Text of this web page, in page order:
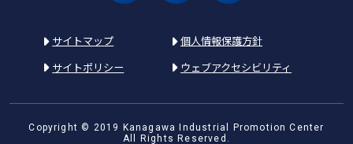
サイトマップ
個人情報保護方針
サイトポリシー
ウェブアクセシビリティ
Copyright © 2019 Kanagawa Industrial Promotion Center
All Rights Reserved.